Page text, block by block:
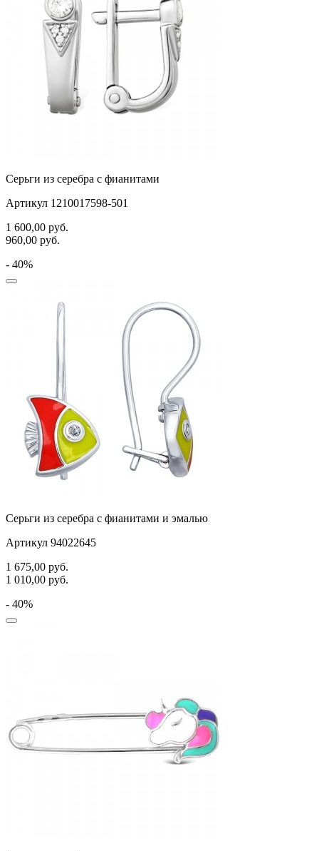
Серьги из серебра с фианитами
Артикул 1210017598-501
1 600,00 руб.
960,00 руб.
- 40%
Серьги из серебра с фианитами и эмалью
Артикул 94022645
1 675,00 руб.
1 010,00 руб.
- 40%